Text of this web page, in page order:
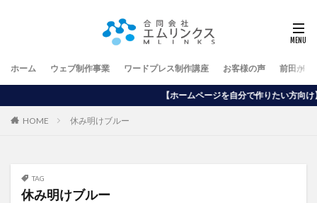
ホーム ウェブ制作事業 ワードプレス制作講座 お客様の声 前田が行
【ホームページを自分で作りたい方向け】ワードプレス制作講
HOME 休み明けブルー
TAG
休み明けブルー